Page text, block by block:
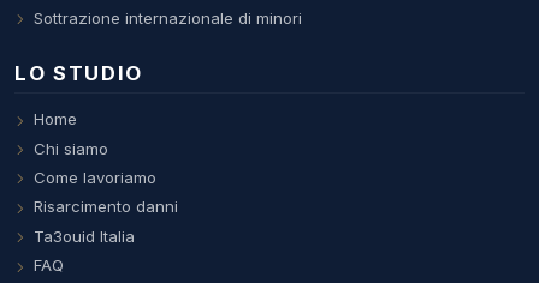
Sottrazione internazionale di minori
LO STUDIO
Home
Chi siamo
Come lavoriamo
Risarcimento danni
Ta3ouid Italia
FAQ